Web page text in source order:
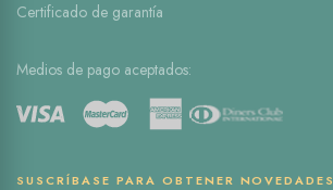
Certificado de garantía
Medios de pago aceptados:
SUSCRÍBASE PARA OBTENER NOVEDADES